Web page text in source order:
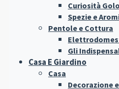
Curiosità
Spezie e
Pentole e Cottura
Gli
Casa E Giardino
Casa
Decorazione